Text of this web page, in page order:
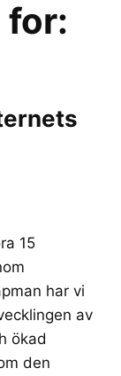
for:
15
har vi
av
ökad
den